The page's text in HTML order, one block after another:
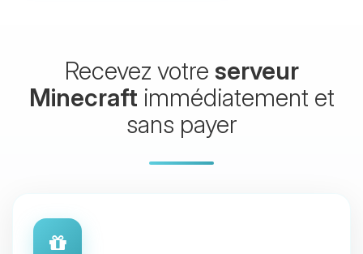
Recevez votre serveur
Minecraft immédiatement et
sans payer